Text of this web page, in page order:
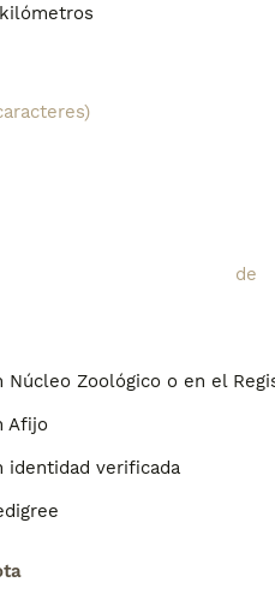
Núcleo Zoológico o en el
Afijo
identidad verificada